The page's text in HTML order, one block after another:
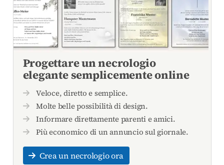
Progettare un necrologio
elegante semplicemente online
Veloce, diretto e semplice.
Molte belle possibilità di design.
Informare direttamente parenti e amici.
Più economico di un annuncio sul giornale.
Crea un necrologio ora